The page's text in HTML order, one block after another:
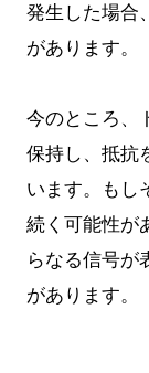
発生した場合
があります。
今のところ、
保持し、抵抗
います。もし
続く可能性が
らなる信号が
があります。